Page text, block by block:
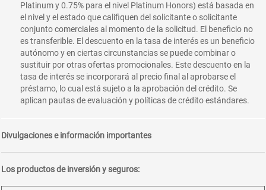
Platinum y 0.75% para el nivel Platinum Honors) está basada en
el nivel y el estado que califiquen del solicitante o solicitante
conjunto comerciales al momento de la solicitud. El beneficio no
es transferible. El descuento en la tasa de interés es un beneficio
autónomo y en ciertas circunstancias se puede combinar o
sustituir por otras ofertas promocionales. Este descuento en la
tasa de interés se incorporará al precio final al aprobarse el
préstamo, lo cual está sujeto a la aprobación del crédito. Se
aplican pautas de evaluación y políticas de crédito estándares.
Divulgaciones e información importantes
Los productos de inversión y seguros: